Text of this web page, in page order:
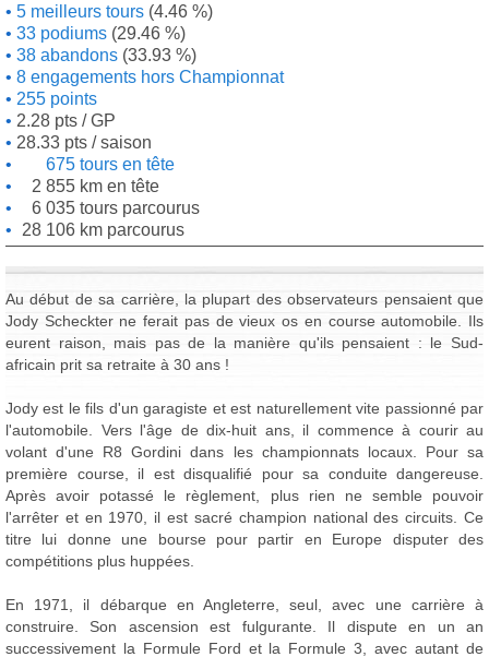
5 meilleurs tours (4.46 %)
33 podiums (29.46 %)
38 abandons (33.93 %)
8 engagements hors Championnat
255 points
2.28 pts / GP
28.33 pts / saison
675 tours en tête
2 855 km en tête
6 035 tours parcourus
28 106 km parcourus
Au début de sa carrière, la plupart des observateurs pensaient que
Jody Scheckter ne ferait pas de vieux os en course automobile. Ils
eurent raison, mais pas de la manière qu'ils pensaient : le Sud-
africain prit sa retraite à 30 ans !
Jody est le fils d'un garagiste et est naturellement vite passionné par
l'automobile. Vers l'âge de dix-huit ans, il commence à courir au
volant d'une R8 Gordini dans les championnats locaux. Pour sa
première course, il est disqualifié pour sa conduite dangereuse.
Après avoir potassé le règlement, plus rien ne semble pouvoir
l'arrêter et en 1970, il est sacré champion national des circuits. Ce
titre lui donne une bourse pour partir en Europe disputer des
compétitions plus huppées.
En 1971, il débarque en Angleterre, seul, avec une carrière à
construire. Son ascension est fulgurante. Il dispute en un an
successivement la Formule Ford et la Formule 3, avec autant de